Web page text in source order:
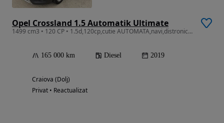
Opel Crossland 1.5 Automatik Ultimate
1499 cm3 • 120 CP • 1.5d,120cp,cutie AUTOMATA,navi,distronic,lane assist,unic proprietar !
165 000 km Diesel 2019
Craiova (Dolj)
Privat • Reactualizat